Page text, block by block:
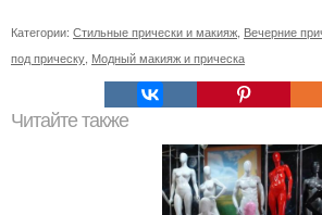
Категории: Стильные прически и макияж, Вечерние
под прическу, Модный макияж и прическа
Читайте также